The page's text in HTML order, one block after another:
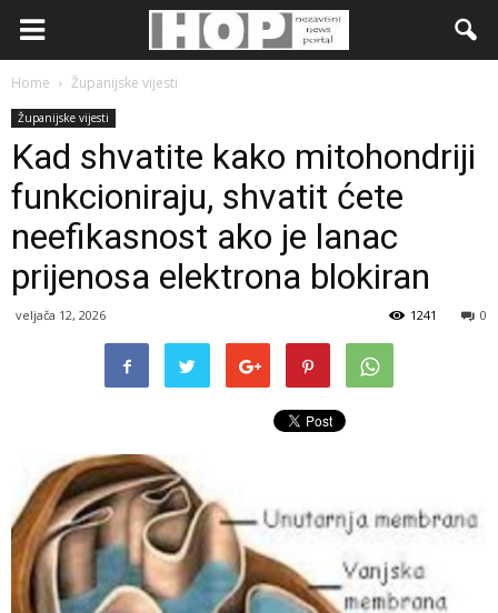
Home Županijske vijesti
Županijske vijesti
Kad shvatite kako mitohondriji
funkcioniraju, shvatit ćete
neefikasnost ako je lanac
prijenosa elektrona blokiran
veljača 12, 2026 0
1241